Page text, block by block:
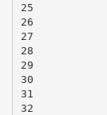
25
26
27
28
29
30
31
32